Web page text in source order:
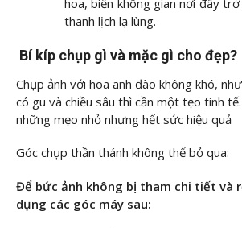
thanh lịch lạ lùng.
Bí kíp chụp gì và mặc gì cho đẹp?
Chụp ảnh với hoa anh đào không khó,
có gu và chiều sâu thì cần một tẹo tinh
những mẹo nhỏ nhưng hết sức hiệu quả
Góc chụp thần thánh không thể bỏ qua:
Để bức ảnh không bị tham chi tiết và
dụng các góc máy sau: